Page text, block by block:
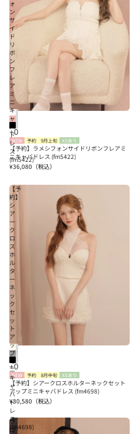
ォ
ン
サ
イ
ド
リ
ボ
ン
フ
レ
ア
ミ
ニ
キ
ャ
バ
ド
レ
ス
(fm5422)
NEW 予約 9月上旬 XSあり
【予約】ラメシフォンサイドリボンフレアミ
ニキャバドレス (fm5422)
¥36,080 （税込）
【予
約】
シ
ア
ー
ク
ロ
ス
ホ
ル
タ
ー
ネ
ッ
ク
セ
ッ
ト
ア
ッ
プ
ミ
ニ
キ
ャ
バ
ド
レ
ス
(fm4698)
NEW 予約 8月中旬 XSあり
【予約】シアークロスホルターネックセット
アップミニキャバドレス (fm4698)
¥30,580 （税込）
フ
ロ